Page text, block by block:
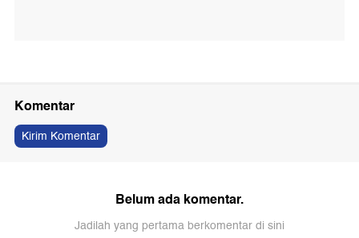
Komentar
Kirim Komentar
Belum ada komentar.
Jadilah yang pertama berkomentar di sini